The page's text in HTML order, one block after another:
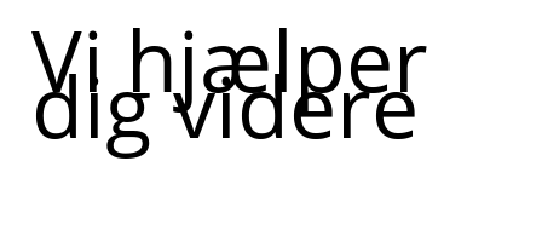
Vi hjælper
dig videre